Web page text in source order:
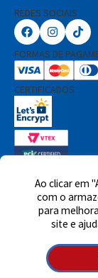
Ao clicar em
com o
para
site e
REDES SOCIAIS
FORMAS DE
CERTIFICADOS
7460
© 2025,Eletrônica
Voluntários da
Atendimento de
feira das 8h às 17h
Tecnologia de e-